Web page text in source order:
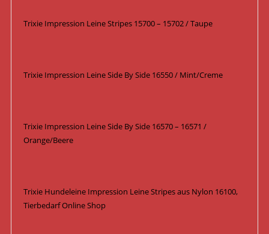
Trixie Impression Leine Stripes 15700 – 15702 / Taupe
Trixie Impression Leine Side By Side 16550 / Mint/Creme
Trixie Impression Leine Side By Side 16570 – 16571 /
Orange/Beere
Trixie Hundeleine Impression Leine Stripes aus Nylon 16100,
Tierbedarf Online Shop